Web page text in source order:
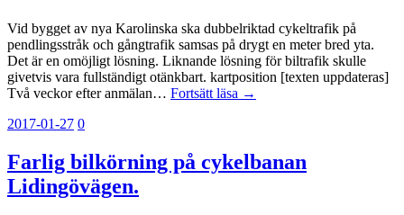
Vid bygget av nya Karolinska ska dubbelriktad cykeltrafik på
pendlingsstråk och gångtrafik samsas på drygt en meter bred yta.
Det är en omöjligt lösning. Liknande lösning för biltrafik skulle
givetvis vara fullständigt otänkbart. kartposition [texten uppdateras]
Två veckor efter anmälan… Fortsätt läsa →
2017-01-27 0
Farlig bilkörning på cykelbanan
Lidingövägen.